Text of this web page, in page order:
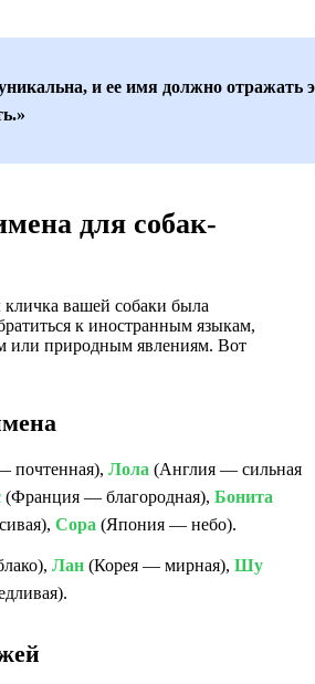
и ее имя должно отражать
для собак-
вашей собаки была
к иностранным языкам,
или природным явлениям. Вот
почтенная), Лола (Англия — сильная
(Франция — благородная), Бонита
Сора (Япония — небо).
Лан (Корея — мирная), Шу